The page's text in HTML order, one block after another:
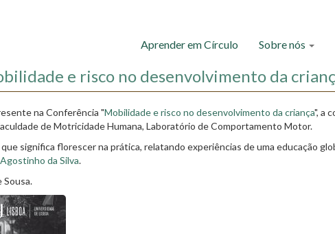
Aprender em Círculo Sobre nós
e risco no desenvolvimento da
na Conferência "Mobilidade e risco no desenvolvimento da criança", a
de Motricidade Humana, Laboratório de Comportamento Motor.
significa florescer na prática, relatando experiências de uma educação
Agostinho da Silva.
Sousa.